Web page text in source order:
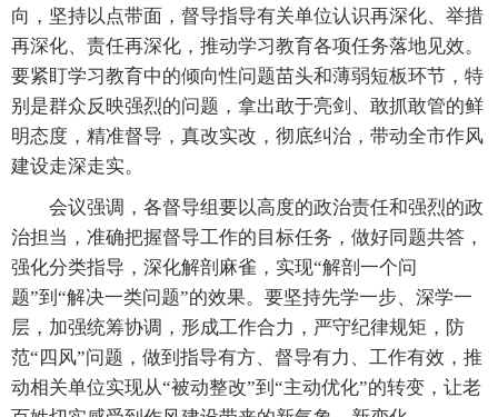
向，坚持以点带面，督导指导有关单位认识再深化、举措
再深化、责任再深化，推动学习教育各项任务落地见效。
要紧盯学习教育中的倾向性问题苗头和薄弱短板环节，特
别是群众反映强烈的问题，拿出敢于亮剑、敢抓敢管的鲜
明态度，精准督导，真改实改，彻底纠治，带动全市作风
建设走深走实。
会议强调，各督导组要以高度的政治责任和强烈的政
治担当，准确把握督导工作的目标任务，做好同题共答，
强化分类指导，深化解剖麻雀，实现“解剖一个问
题”到“解决一类问题”的效果。要坚持先学一步、深学一
层，加强统筹协调，形成工作合力，严守纪律规矩，防
范“四风”问题，做到指导有方、督导有力、工作有效，推
动相关单位实现从“被动整改”到“主动优化”的转变，让老